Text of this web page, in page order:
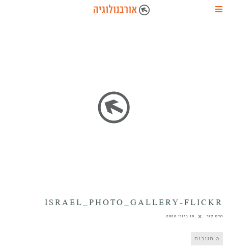
ISRAEL_PHOTO_GALLERY-FLICKR
הדס צור 10 ביוני 2020
0 תגובות